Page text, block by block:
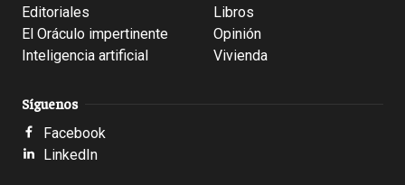
Editoriales
El Oráculo impertinente
Inteligencia artificial
Libros
Opinión
Vivienda
Síguenos
Facebook
LinkedIn